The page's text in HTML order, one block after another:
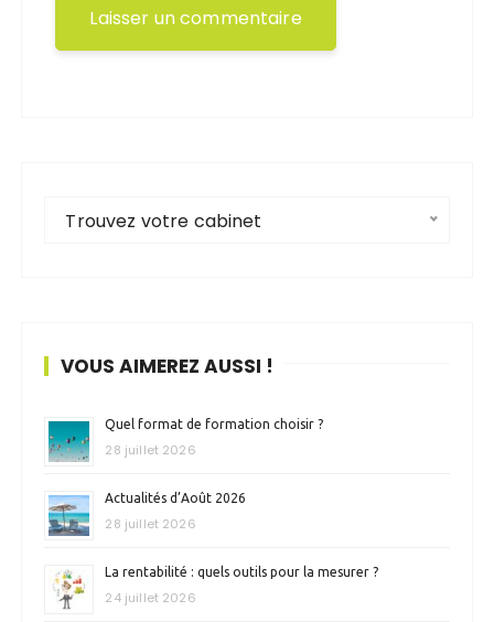
Trouvez votre cabinet
VOUS AIMEREZ AUSSI !
Quel format de formation choisir ?
28 juillet 2026
Actualités d’Août 2026
28 juillet 2026
La rentabilité : quels outils pour la mesurer ?
24 juillet 2026